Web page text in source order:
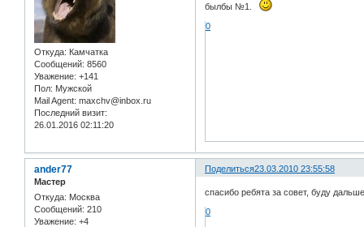
Откуда: Камчатка
Сообщений: 8560
Уважение: +141
Пол: Мужской
Mail Agent: maxchv@inbox.ru
Последний визит:
26.01.2016 02:11:20
былбы №1.
0
Поделиться23.03.2010 23:55:58
ander77
Мастер
Откуда: Москва
Сообщений: 210
Уважение: +4
спасибо ребята за совет, буду
0